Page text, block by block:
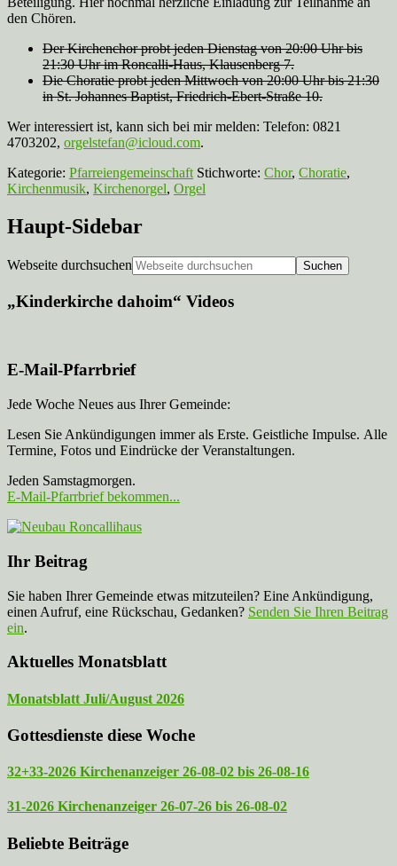
den Chören.
Der Kirchenchor probt jeden Dienstag von 20:00 Uhr bis
21:30 Uhr im Roncalli-Haus, Klausenberg 7.
Die Choratie probt jeden Mittwoch von 20:00 Uhr bis 21:30
in St. Johannes Baptist, Friedrich-Ebert-Straße 10.
Wer interessiert ist, kann sich bei mir melden: Telefon: 0821
4703202, orgelstefan@icloud.com.
Kategorie: Pfarreiengemeinschaft Stichworte: Chor, Choratie,
Kirchenmusik, Kirchenorgel, Orgel
Haupt-Sidebar
Webseite durchsuchen
„Kinderkirche dahoim“ Videos
E-Mail-Pfarrbrief
Jede Woche Neues aus Ihrer Gemeinde:
Lesen Sie Ankündigungen immer als Erste. Geistliche Impulse. Alle
Termine, Fotos und Eindrücke der Veranstaltungen.
Jeden Samstagmorgen.
E-Mail-Pfarrbrief bekommen...
Ihr Beitrag
Sie haben Ihrer Gemeinde etwas mitzuteilen? Eine Ankündigung,
einen Aufruf, eine Rückschau, Gedanken? Senden Sie Ihren Beitrag
ein.
Aktuelles Monatsblatt
Monatsblatt Juli/August 2026
Gottesdienste diese Woche
32+33-2026 Kirchenanzeiger 26-08-02 bis 26-08-16
31-2026 Kirchenanzeiger 26-07-26 bis 26-08-02
Beliebte Beiträge